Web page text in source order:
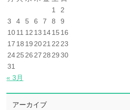
1
2
3
4 5 6 7 8
9
1011 12 13 1415 16
17 18 19 2021 22 23
2425 26 27 28 29 30
31
« 3月
アーカイブ